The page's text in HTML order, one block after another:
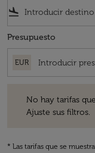
flight_land
Presupuesto
EUR
No hay tarifas
Ajuste sus filtros.
* Las tarifas que se